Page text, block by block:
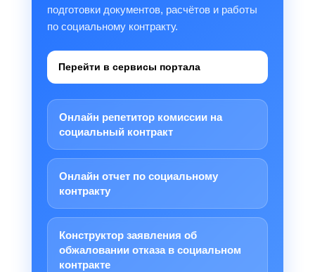
подготовки документов, расчётов и работы
по социальному контракту.
Перейти в сервисы портала
Онлайн репетитор комиссии на
социальный контракт
Онлайн отчет по социальному
контракту
Конструктор заявления об
обжаловании отказа в социальном
контракте